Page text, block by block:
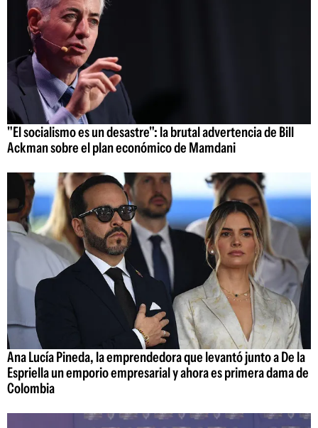
"El socialismo es un desastre": la brutal advertencia de Bill
Ackman sobre el plan económico de Mamdani
Ana Lucía Pineda, la emprendedora que levantó junto a De la
Espriella un emporio empresarial y ahora es primera dama de
Colombia